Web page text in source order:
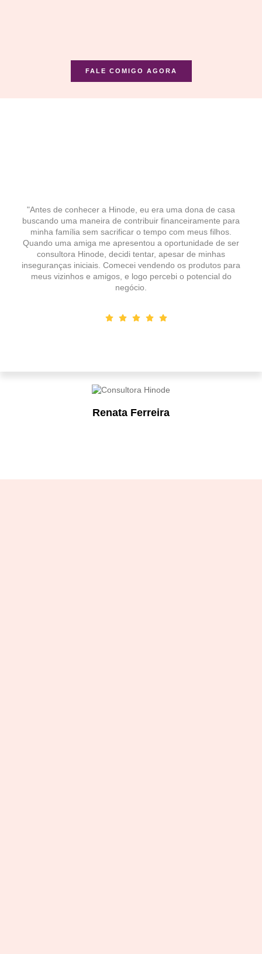
FALE COMIGO AGORA
Renata Ferreira
"Antes de conhecer a Hinode, eu era uma dona de casa
buscando uma maneira de contribuir financeiramente para
minha família sem sacrificar o tempo com meus filhos.
Quando uma amiga me apresentou a oportunidade de ser
consultora Hinode, decidi tentar, apesar de minhas
inseguranças iniciais. Comecei vendendo os produtos para
meus vizinhos e amigos, e logo percebi o potencial do
negócio.